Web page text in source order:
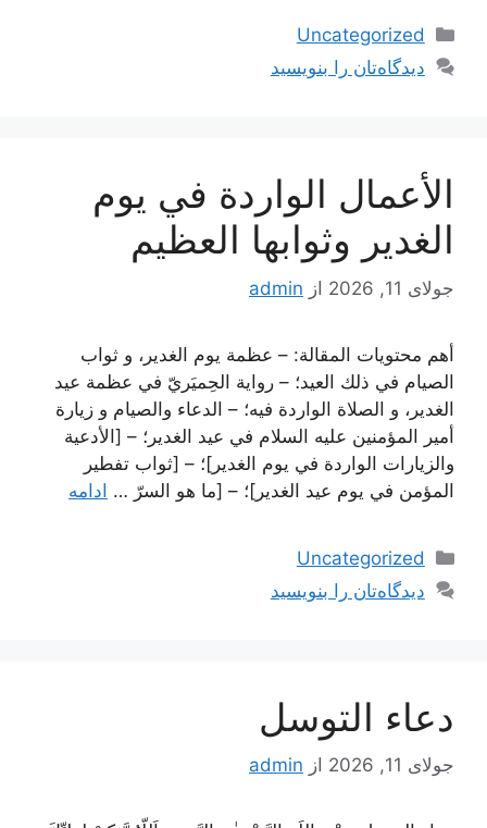
دسته‌ها
Uncategorized
دیدگاه‌تان را بنویسید
الأعمال الواردة في يوم
الغدير وثوابها العظيم
جولای 11, 2026 از admin
أهم محتويات المقالة: – عظمة يوم الغدير، و ثواب
الصيام في ذلك العيد؛ – رواية الحِميَريّ في عظمة عيد
الغدير، و الصلاة الواردة فيه‌؛ – الدعاء والصيام و زيارة
أمير المؤمنين عليه ‌السلام في عيد الغدير؛ – [الأدعية
والزيارات الواردة في يوم الغدير]؛ – [ثواب تفطير
المؤمن في يوم عيد الغدير]؛ – [ما هو السرّ … ادامه
دسته‌ها
Uncategorized
دیدگاه‌تان را بنویسید
دعاء التوسل
جولای 11, 2026 از admin